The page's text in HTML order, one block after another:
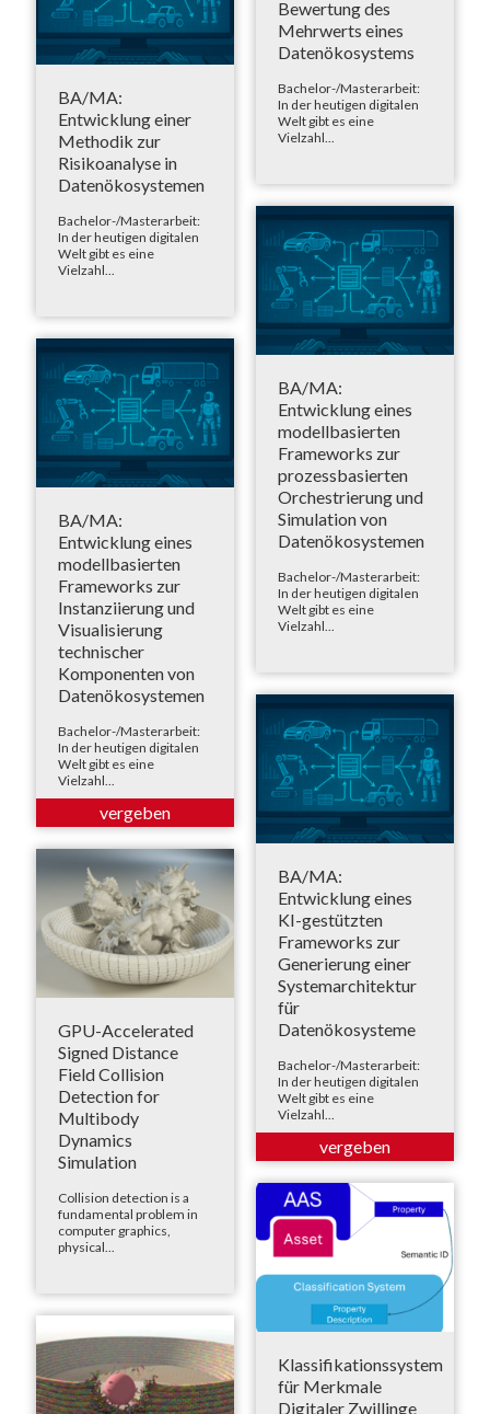
Bewertung des
Mehrwerts eines
Datenökosystems
Bachelor-/Masterarbeit:
In der heutigen digitalen
Welt gibt es eine
Vielzahl...
BA/MA:
Entwicklung einer
Methodik zur
Risikoanalyse in
Datenökosystemen
Bachelor-/Masterarbeit:
In der heutigen digitalen
Welt gibt es eine
Vielzahl...
BA/MA:
Entwicklung eines
modellbasierten
Frameworks zur
prozessbasierten
Orchestrierung und
Simulation von
Datenökosystemen
Bachelor-/Masterarbeit:
In der heutigen digitalen
Welt gibt es eine
Vielzahl...
BA/MA:
Entwicklung eines
modellbasierten
Frameworks zur
Instanziierung und
Visualisierung
technischer
Komponenten von
Datenökosystemen
Bachelor-/Masterarbeit:
In der heutigen digitalen
Welt gibt es eine
Vielzahl...
BA/MA:
Entwicklung eines
KI-gestützten
Frameworks zur
Generierung einer
Systemarchitektur
für
Datenökosysteme
Bachelor-/Masterarbeit:
In der heutigen digitalen
Welt gibt es eine
Vielzahl...
GPU-Accelerated
Signed Distance
Field Collision
Detection for
Multibody
Dynamics
Simulation
Collision detection is a
fundamental problem in
computer graphics,
physical...
Klassifikationssystem
für Merkmale
Digitaler Zwillinge